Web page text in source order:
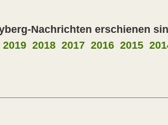
Nachrichten erschienen
2019 2018 2017 2016 2015